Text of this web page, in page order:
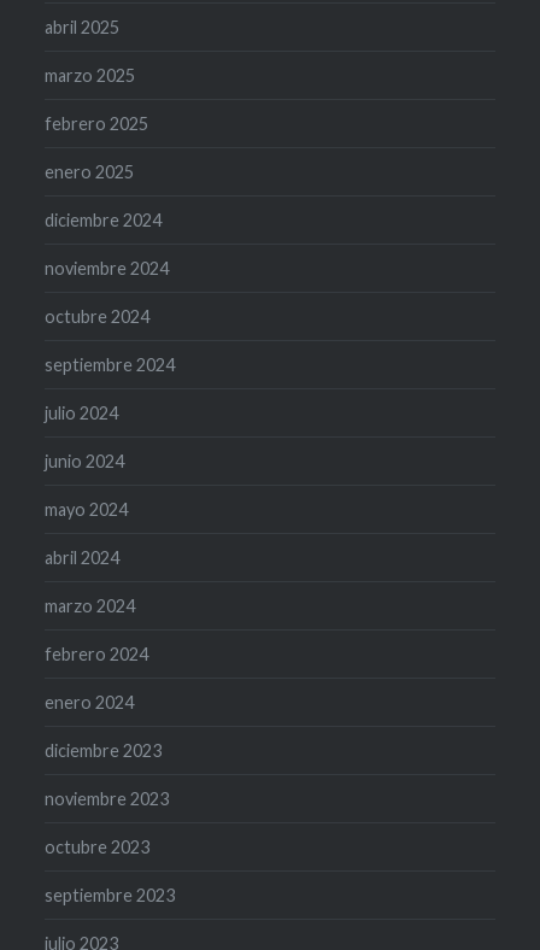
abril 2025
marzo 2025
febrero 2025
enero 2025
diciembre 2024
noviembre 2024
octubre 2024
septiembre 2024
julio 2024
junio 2024
mayo 2024
abril 2024
marzo 2024
febrero 2024
enero 2024
diciembre 2023
noviembre 2023
octubre 2023
septiembre 2023
julio 2023